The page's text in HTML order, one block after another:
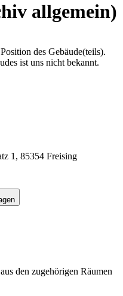
allgemein)
des Gebäude(teils).
ist uns nicht bekannt.
1, 85354 Freising
den zugehörigen Räumen